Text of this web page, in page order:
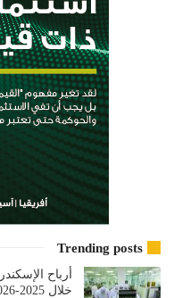
Trending posts
خلال 2025-2026